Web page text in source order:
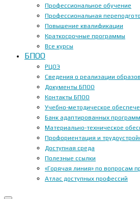
Профессиональное обучение
Профессиональная
Повышение квалификации
Краткосрочные программы
Все курсы
БПОО
РЦОЭ
Сведения о реализации
Документы БПОО
Контакты БПОО
Учебно-методическое
Банк адаптированных программ
Материально-техническое
Профориентация и
Доступная среда
Полезные ссылки
«Горячая линия» по вопросам
Атлас доступных профессий